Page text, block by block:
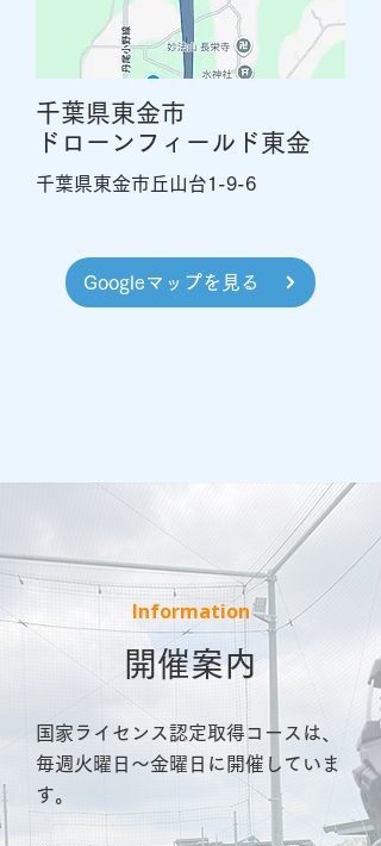
千葉県東金市
ドローンフィールド東金
千葉県東金市丘山台1-9-6
Googleマップを見る
Information
開催案内
国家ライセンス認定取得コースは、
毎週火曜日～金曜日に開催していま
す。